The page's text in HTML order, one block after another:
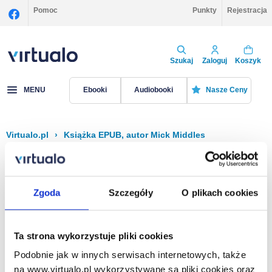
Zgoda Szczegóły O plikach cookies
Ta strona wykorzystuje pliki cookies
Podobnie jak w innych serwisach internetowych, także
na www.virtualo.pl wykorzystywane są pliki cookies oraz
Pomoc Punkty Rejestracja
Szukaj Zaloguj Koszyk
MENU Ebooki Audiobooki Nasze Ceny
Virtualo.pl › Książka EPUB, autor Mick Middles
Filtruj Sortuj
Na stronie